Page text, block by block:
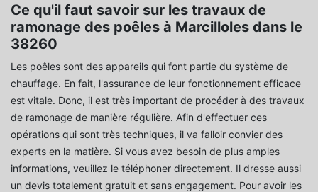
Ce qu'il faut savoir sur les travaux de
ramonage des poêles à Marcilloles dans le
38260
Les poêles sont des appareils qui font partie du système de
chauffage. En fait, l'assurance de leur fonctionnement efficace
est vitale. Donc, il est très important de procéder à des travaux
de ramonage de manière régulière. Afin d'effectuer ces
opérations qui sont très techniques, il va falloir convier des
experts en la matière. Si vous avez besoin de plus amples
informations, veuillez le téléphoner directement. Il dresse aussi
un devis totalement gratuit et sans engagement. Pour avoir les